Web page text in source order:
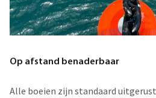
Op afstand benaderbaar
Alle boeien zijn standaard